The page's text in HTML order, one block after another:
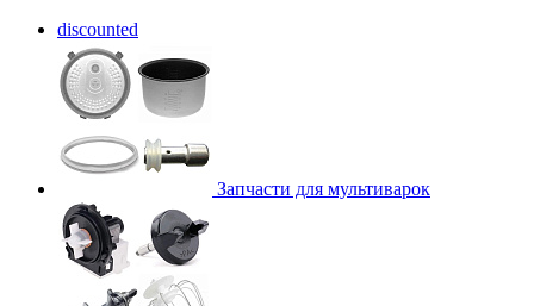
discounted
Запчасти для мультиварок